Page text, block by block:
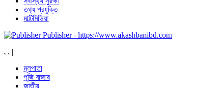
তথ‍্য প্রযুক্তি
মাল্টিমিডিয়া
Publisher - https://www.akashbanibd.com
, , |
মূলপাতা
পুজি বাজার
জাতীয়